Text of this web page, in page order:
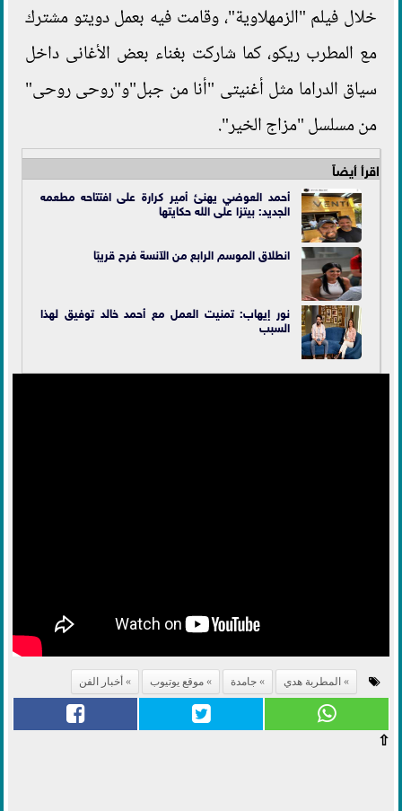
خلال فيلم "الزمهلاوية"، وقامت فيه بعمل دويتو مشترك
مع المطرب ريكو، كما شاركت بغناء بعض الأغانى داخل
سياق الدراما مثل أغنيتى "أنا من جبل"و"روحى روحى"
من مسلسل "مزاج الخير".
اقرأ أيضاً
أحمد العوضي يهنئ أمير كرارة على افتتاحه مطعمه
الجديد: بيتزا على الله حكايتها
انطلاق الموسم الرابع من الآنسة فرح قريبًا
نور إيهاب: تمنيت العمل مع أحمد خالد توفيق لهذا
السبب
المطربة هدي جامدة موقع يوتيوب أخبار الفن
⇧